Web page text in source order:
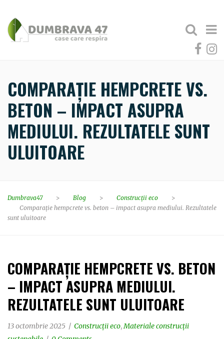
COMPARAȚIE HEMPCRETE VS.
BETON – IMPACT ASUPRA
MEDIULUI. REZULTATELE SUNT
ULUITOARE
Dumbrava47 > Blog > Construcții eco
>
Comparație hempcrete vs. beton – impact asupra mediului. Rezultatele
sunt uluitoare
COMPARAȚIE HEMPCRETE VS. BETON
– IMPACT ASUPRA MEDIULUI.
REZULTATELE SUNT ULUITOARE
13 octombrie 2025 Construcții eco,Materiale construcții